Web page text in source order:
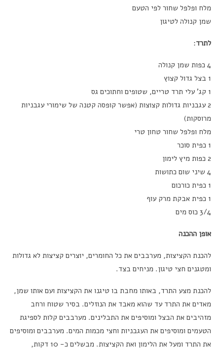
מלח ופלפל שחור לפי הטעם
שמן קנולה לטיגון
לתרד:
4 כפות שמן קנולה
1 בצל גדול קצוץ
1 קג’ עלי תרד טריים, שטופים וחתוכים גס
2 עגבניות גדולות קצוצות (אפשר קופסה קטנה של שימורי עגבניות
מרוסקות)
מלח ופלפל שחור טחון טרי
1 כפית סוכר
2 כפות מיץ לימון
4 שיני שום כתושות
1 כפית כורכום
1 כפית אבקת מרק עוף
3/4 כוס מים
אופן ההכנה
להכנת הקציצות, מערבבים את כל החומרים, יוצרים קציצות לא גדולות
ומטגנים חצי טיגון. מניחים בצד.
להכנת מצע התרד, באותו מחבת בו טיגנו את הקציצות ועם אותו שמן,
מאדים את התרד עד שהוא מאבד את הנוזלים. בסיר שטוח ורחב
מזהיבים את הבצל ומוסיפים את התבלינים. מערבבים קלות לספיגת
הטעמים ומוסיפים את העגבניות וחצי מכמות המים. מערבבים ומוסיפים
את התרד ומעל את הלימון ואת הקציצות. מבשלים כ- 10 דקות,